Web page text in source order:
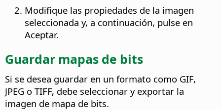
Modifique las propiedades de la imagen
seleccionada y, a continuación, pulse en
Aceptar.
Guardar mapas de bits
Si se desea guardar en un formato como GIF,
JPEG o TIFF, debe seleccionar y exportar la
imagen de mapa de bits.